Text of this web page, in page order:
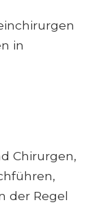
in
Chirurgen,
der Regel